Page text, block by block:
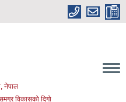
नेपाल
विकासको दिगो